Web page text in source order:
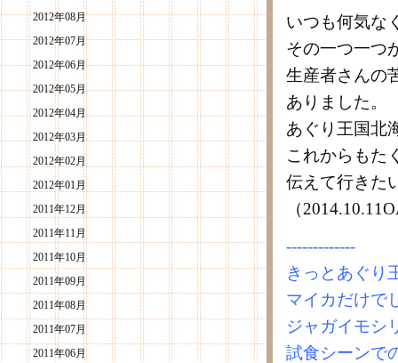
2012年08月
2012年07月
2012年06月
2012年05月
2012年04月
2012年03月
2012年02月
2012年01月
2011年12月
2011年11月
2011年10月
2011年09月
2011年08月
2011年07月
2011年06月
いつも何気な
その一つ一つ
生産者さんの
ありました。
あぐり王国北
これからもた
伝えて行きた
（
-------------
きっとあぐり
マイカだけで
ジャガイモシ
試食シーンで